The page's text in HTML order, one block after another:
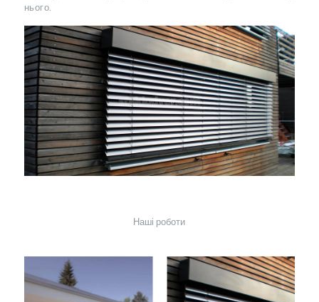
нього.
Наші роботи